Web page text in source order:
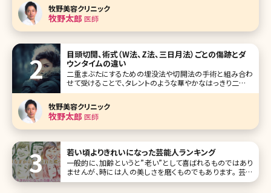
の下のくまは大きく黒、茶、青の3種類に分けられます。 黒 黒
の
牧野美容クリニック
牧野太郎 医師
目頭切開、術式（W法、Z法、三日月法）ごとの傷跡とダ
ウンタイムの違い
二重まぶたにするための埋没法や切開法の手術と組み合わ
せて受けることで、タレントのような華やかなはっきり二重を
手に入れることができ、目が大きくみえる目頭切開の手術。
長引いたり、傷跡が残ってしまったりとトラブルも報告されて
いる施術でもあります。これか
牧野美容クリニック
牧野太郎 医師
若い頃よりきれいになった芸能人ランキング
一般的に、加齢というと”老い”として喜ばれるものではあり
ませんが、時には人の美しさを磨くものでもあります。 芸能
界には、長らく活動されている方もいるので、そんな加齢によ